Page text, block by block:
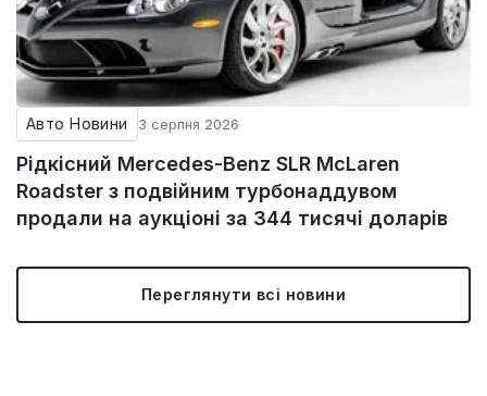
Авто Новини 3 серпня 2026
Рідкісний Mercedes-Benz SLR McLaren
Roadster з подвійним турбонаддувом
продали на аукціоні за 344 тисячі доларів
Переглянути всі новини